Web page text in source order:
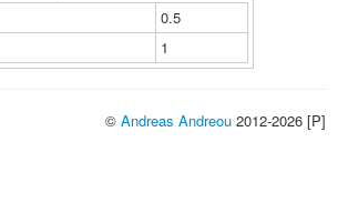
0.5
1
© Andreas Andreou 2012-2026 [P]